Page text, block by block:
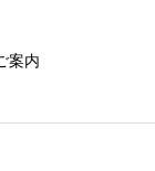
案内